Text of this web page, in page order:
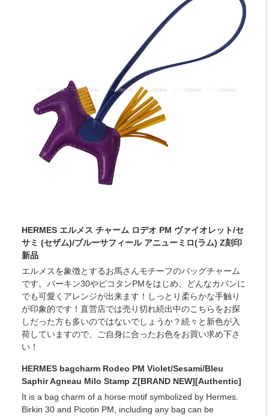
HERMES エルメス チャーム ロデオ PM ヴァイオレット/セ
サミ (セザム)/ブルーサフィール アニューミロ(ラム) Z刻印
新品
エルメスを象徴とするお馬さんモチーフのバッグチャーム
です。バーキン30やピコタンPMをはじめ、どんなカバンに
でも可愛くアレンジが出来ます！しっとり柔らかな手触り
が印象的です！直営店では売り切れ続出中のこちらをお探
しだった方も多いのではないでしょうか？続々と新色が入
荷していますので、ご自身に合ったお色をお買い求め下さ
い！
HERMES bagcharm Rodeo PM Violet/Sesami/Bleu
Saphir Agneau Milo Stamp Z[BRAND NEW][Authentic]
It is a bag charm of a horse motif symbolized by Hermes.
Birkin 30 and Picotin PM, including any bag can be